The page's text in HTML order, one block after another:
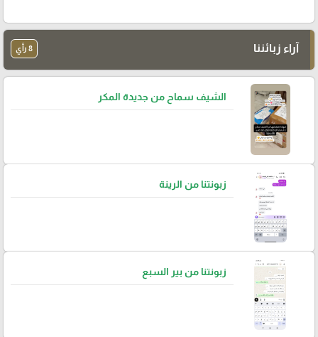
آراء زبائننا 8 رأي
الشيف سماح من جديدة المكر
زبونتنا من الرينة
زبونتنا من بير السبع